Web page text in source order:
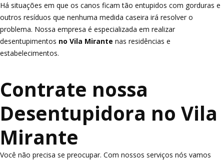
Há situações em que os canos ficam tão entupidos com gorduras e
outros resíduos que nenhuma medida caseira irá resolver o
problema. Nossa empresa é especializada em realizar
desentupimentos no Vila Mirante nas residências e
estabelecimentos.
Contrate nossa
Desentupidora no Vila
Mirante
Você não precisa se preocupar. Com nossos serviços nós vamos